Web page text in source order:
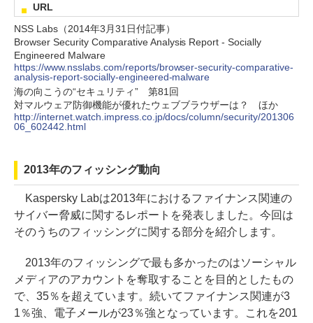
URL
NSS Labs（2014年3月31日付記事）
Browser Security Comparative Analysis Report - Socially
Engineered Malware
https://www.nsslabs.com/reports/browser-security-comparative-
analysis-report-socially-engineered-malware
海の向こうの“セキュリティ” 第81回
対マルウェア防御機能が優れたウェブブラウザーは？ ほか
http://internet.watch.impress.co.jp/docs/column/security/201306
06_602442.html
2013年のフィッシング動向
Kaspersky Labは2013年におけるファイナンス関連の
サイバー脅威に関するレポートを発表しました。今回は
そのうちのフィッシングに関する部分を紹介します。
2013年のフィッシングで最も多かったのはソーシャル
メディアのアカウントを奪取することを目的としたもの
で、35％を超えています。続いてファイナンス関連が3
1％強、電子メールが23％強となっています。これを201